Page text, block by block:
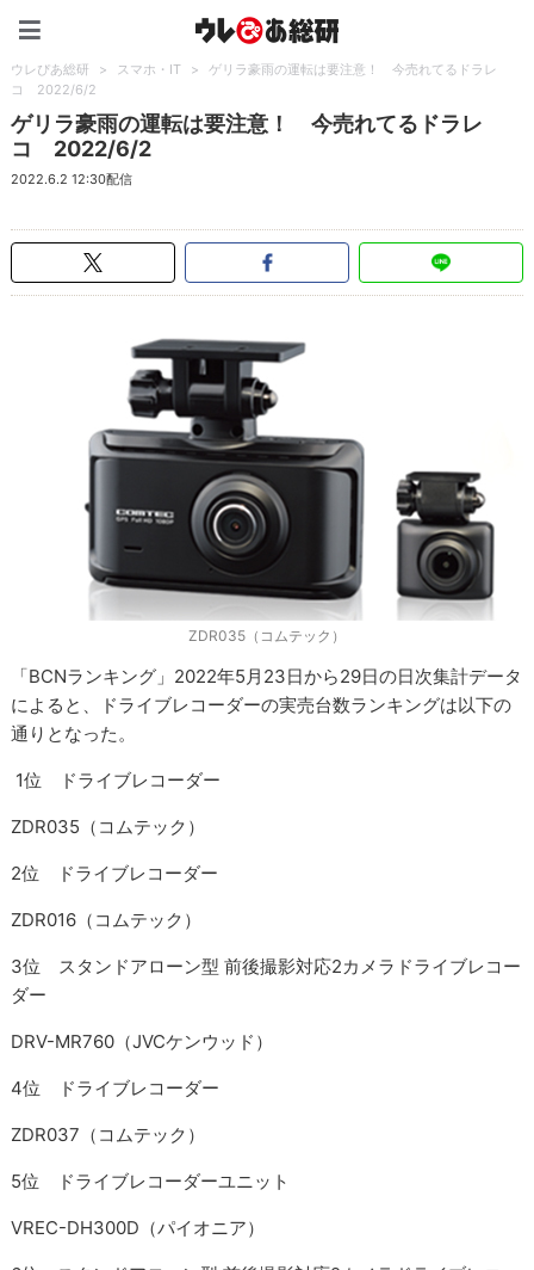
ウレぴあ総研 > スマホ・IT >
ゲリラ豪雨の運転は要注意！ 今売れてるドラレ
コ 2022/6/2
ゲリラ豪雨の運転は要注意！ 今売れてるドラレ
コ 2022/6/2
2022.6.2 12:30配信
ZDR035（コムテック）
「BCNランキング」2022年5月23日から29日の日次集計データ
によると、ドライブレコーダーの実売台数ランキングは以下の
通りとなった。
1位 ドライブレコーダー
ZDR035（コムテック）
2位 ドライブレコーダー
ZDR016（コムテック）
3位 スタンドアローン型 前後撮影対応2カメラドライブレコー
ダー
DRV-MR760（JVCケンウッド）
4位 ドライブレコーダー
ZDR037（コムテック）
5位 ドライブレコーダーユニット
VREC-DH300D（パイオニア）